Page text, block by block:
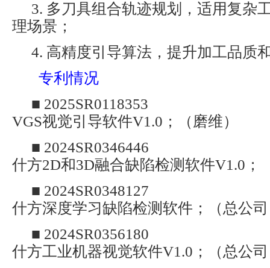
3. 多刀具组合轨迹规划，适用复杂
理场景；
4. 高精度引导算法，提升加工品质
专利情况
■ 2025SR0118353
VGS视觉引导软件V1.0；（磨维）
■ 2024SR0346446
什方2D和3D融合缺陷检测软件V1.0；
■ 2024SR0348127
什方深度学习缺陷检测软件；（总公
■ 2024SR0356180
什方工业机器视觉软件V1.0；（总公